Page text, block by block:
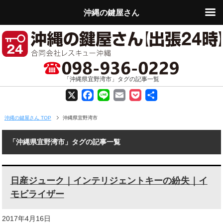
「沖縄県宜野湾市」タグの記事一覧
X F
a
o
L E P
t
沖縄の鍵屋さん TOP 沖縄県宜野湾市
「沖縄県宜野湾市」タグの記事一覧
日産ジューク｜インテリジェントキーの紛失｜イ
モビライザー
2017年4月16日
沖縄の鍵屋さん